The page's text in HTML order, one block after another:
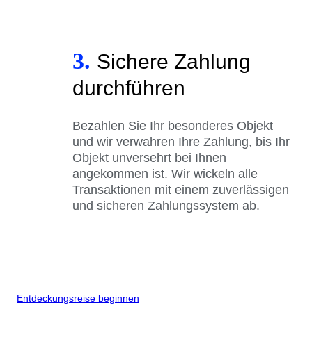
3. Sichere Zahlung
durchführen
Bezahlen Sie Ihr besonderes Objekt
und wir verwahren Ihre Zahlung, bis Ihr
Objekt unversehrt bei Ihnen
angekommen ist. Wir wickeln alle
Transaktionen mit einem zuverlässigen
und sicheren Zahlungssystem ab.
Entdeckungsreise beginnen